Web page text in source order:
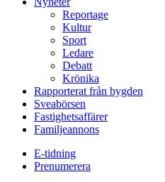
Reportage
Kultur
Sport
Ledare
Debatt
Krönika
Rapporterat från bygden
Sveabörsen
Fastighetsaffärer
Familjeannons
E-tidning
Prenumerera